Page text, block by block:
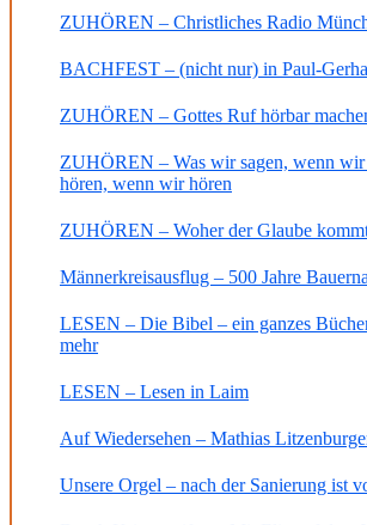
ZUHÖREN – Christliches Radio
BACHFEST – (nicht nur) in Paul-
ZUHÖREN – Gottes Ruf hörbar
ZUHÖREN – Was wir sagen, wenn
hören, wenn wir hören
ZUHÖREN – Woher der Glaube
Männerkreisausflug – 500 Jahre
LESEN – Die Bibel – ein ganzes
mehr
LESEN – Lesen in Laim
Auf Wiedersehen – Mathias
Unsere Orgel – nach der Sanierung ist